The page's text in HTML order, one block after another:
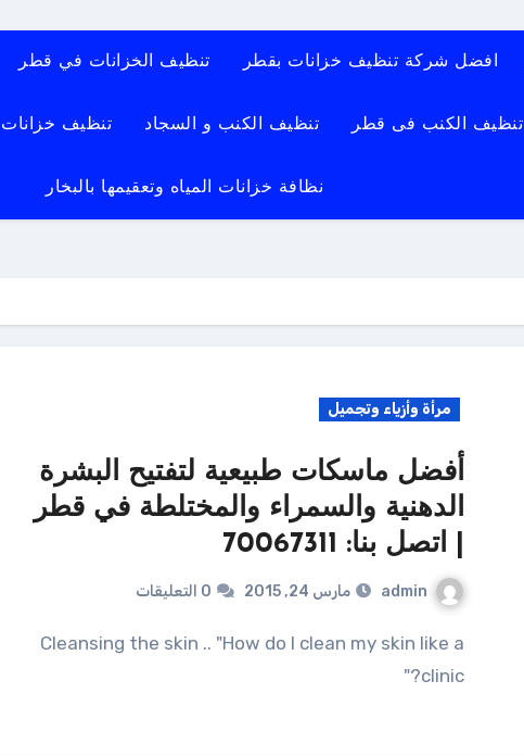
افضل شركة تنظيف خزانات بقطر تنظيف الخزانات في قطر
تنظيف الكنب فى قطر تنظيف الكنب و السجاد تنظيف خزانات
نظافة خزانات المياه وتعقيمها بالبخار
مرأة وأزياء وتجميل
أفضل ماسكات طبيعية لتفتيح البشرة
الدهنية والسمراء والمختلطة في قطر
| اتصل بنا: 70067311
admin مارس 24, 2015 0 التعليقات
Cleansing the skin .. "How do I clean my skin like a
clinic?"